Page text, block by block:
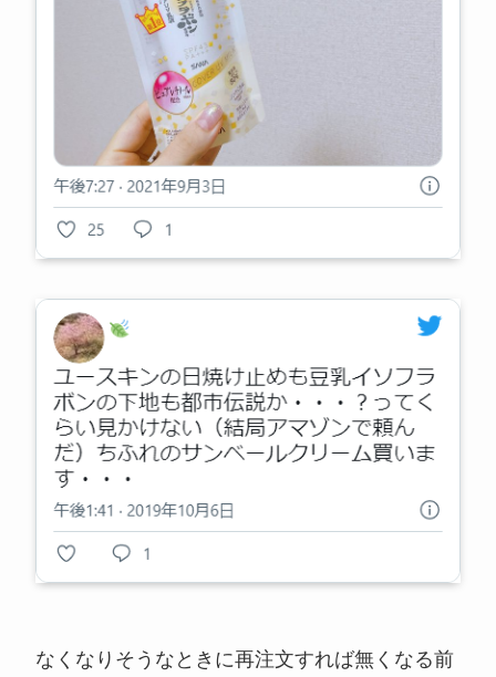
なくなりそうなときに再注文すれば無くなる前